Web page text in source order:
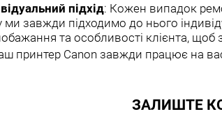
підхід: Кожен випадок
ми завжди підходимо до нього
та особливості клієнта,
принтер Canon завжди працює на
ЗАЛИШТЕ